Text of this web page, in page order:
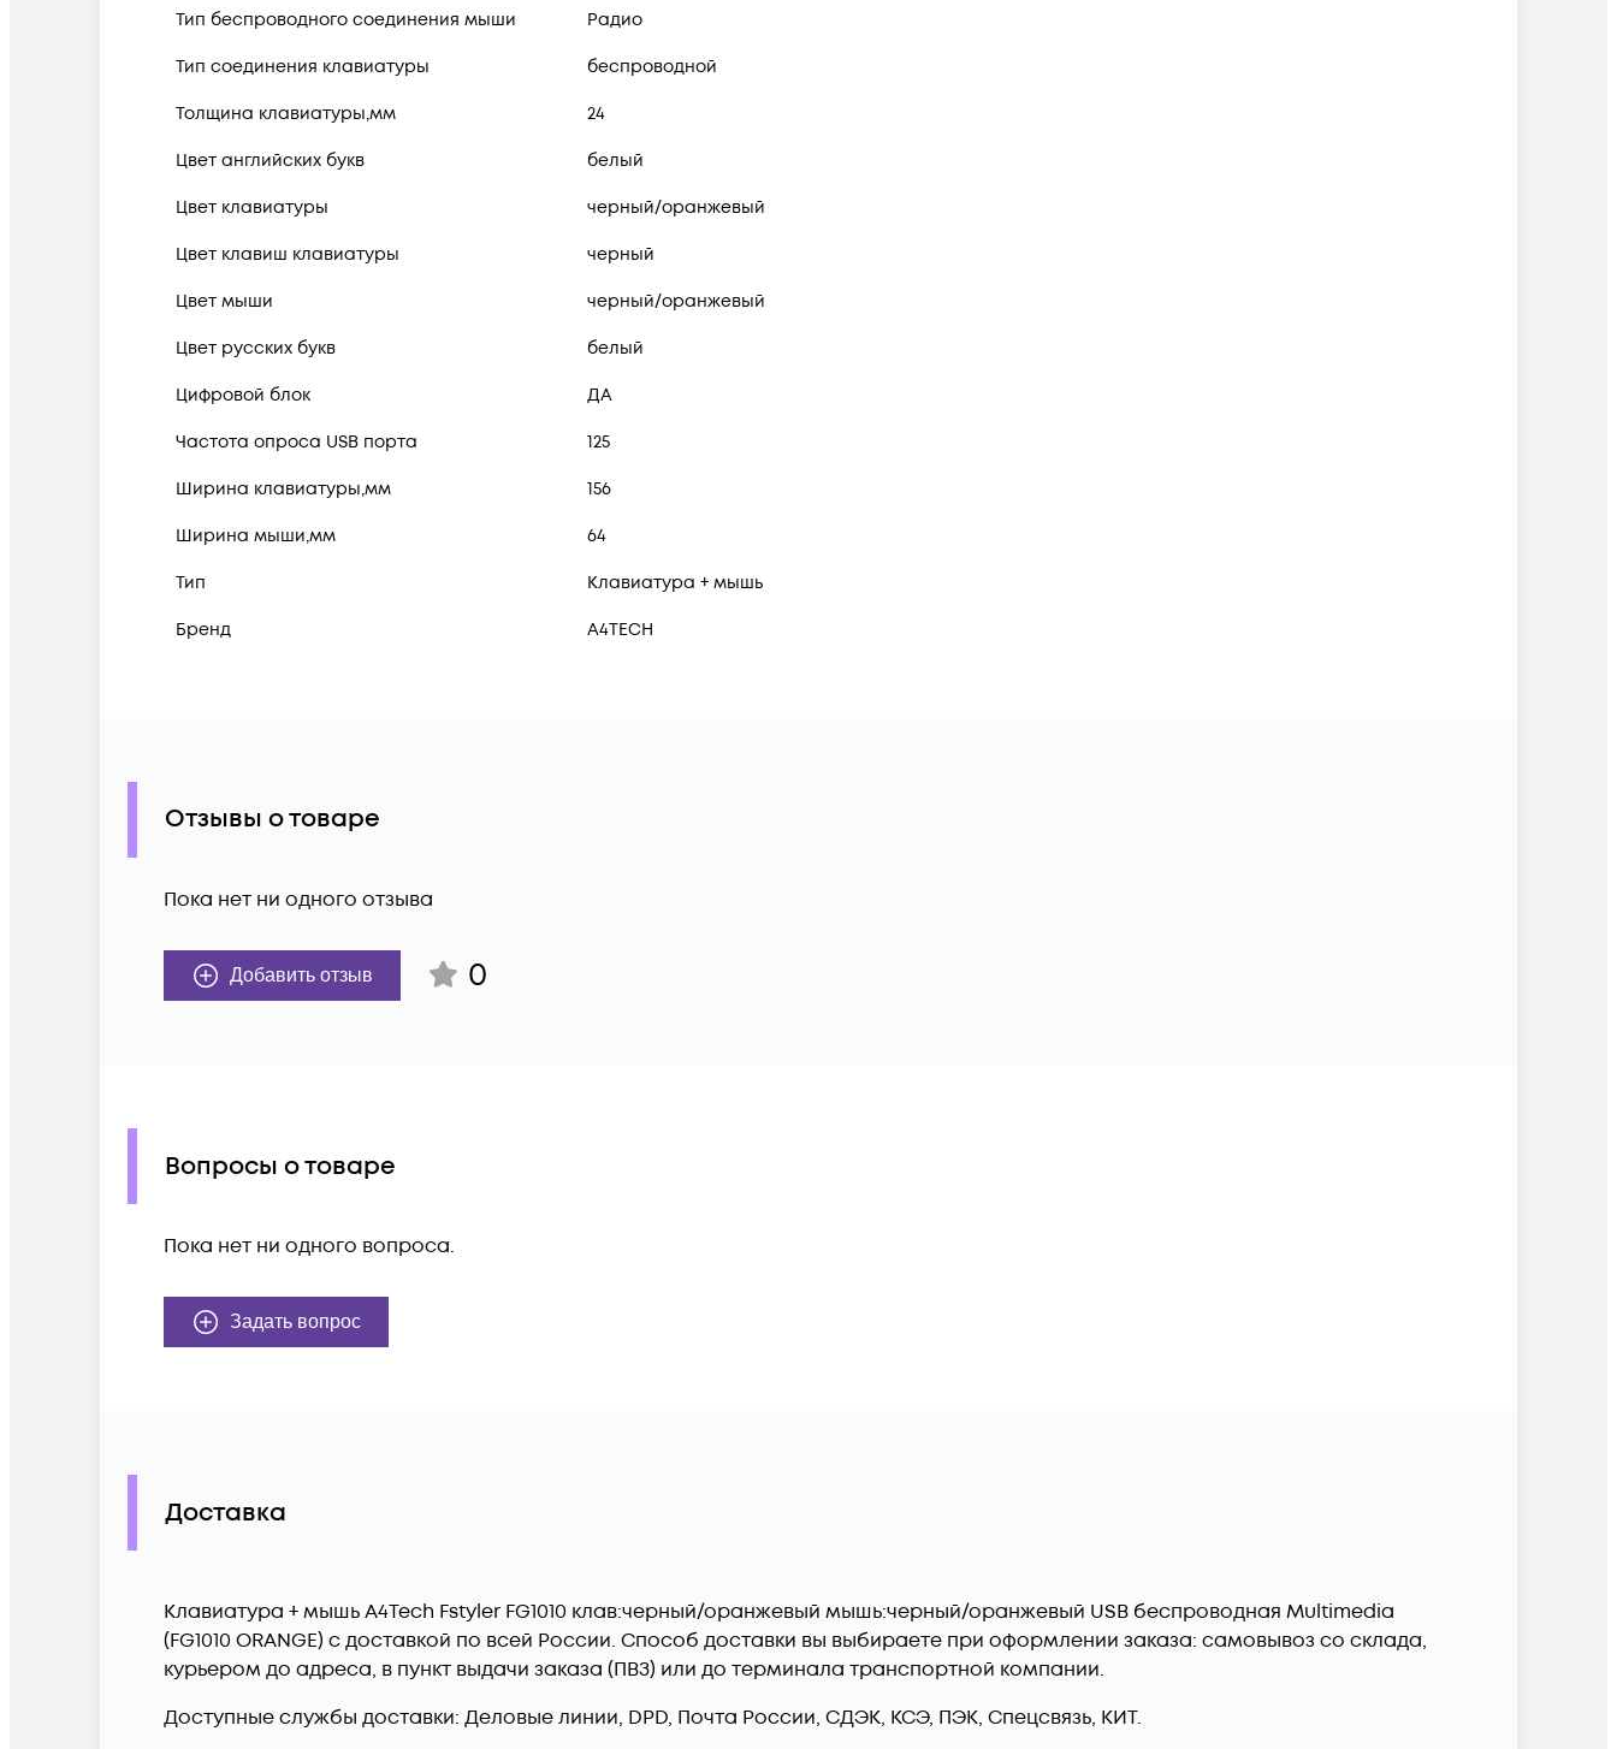
Тип беспроводного соединения мыши Радио
Тип соединения клавиатуры беспроводной
Толщина клавиатуры,мм 24
Цвет английских букв белый
Цвет клавиатуры черный/оранжевый
Цвет клавиш клавиатуры черный
Цвет мыши черный/оранжевый
Цвет русских букв белый
Цифровой блок ДА
Частота опроса USB порта 125
Ширина клавиатуры,мм 156
Ширина мыши,мм 64
Тип Клавиатура + мышь
Бренд A4TECH
Отзывы о товаре
Пока нет ни одного отзыва
Добавить отзыв 0
Вопросы о товаре
Пока нет ни одного вопроса.
Задать вопрос
Доставка
Клавиатура + мышь A4Tech Fstyler FG1010 клав:черный/оранжевый мышь:черный/оранжевый USB беспроводная Multimedia
(FG1010 ORANGE) c доставкой по всей России. Способ доставки вы выбираете при оформлении заказа: самовывоз со склада,
курьером до адреса, в пункт выдачи заказа (ПВЗ) или до терминала транспортной компании.
Доступные службы доставки: Деловые линии, DPD, Почта России, СДЭК, КСЭ, ПЭК, Спецсвязь, КИТ.